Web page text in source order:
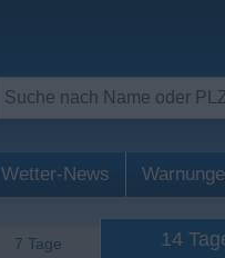
Wetter-News
7 Tage 14